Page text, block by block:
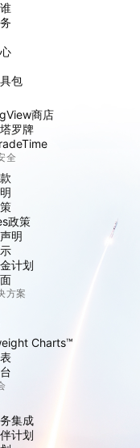
包
商店
罗牌
全
政策
明
计划
方案
Charts™
集成
计划